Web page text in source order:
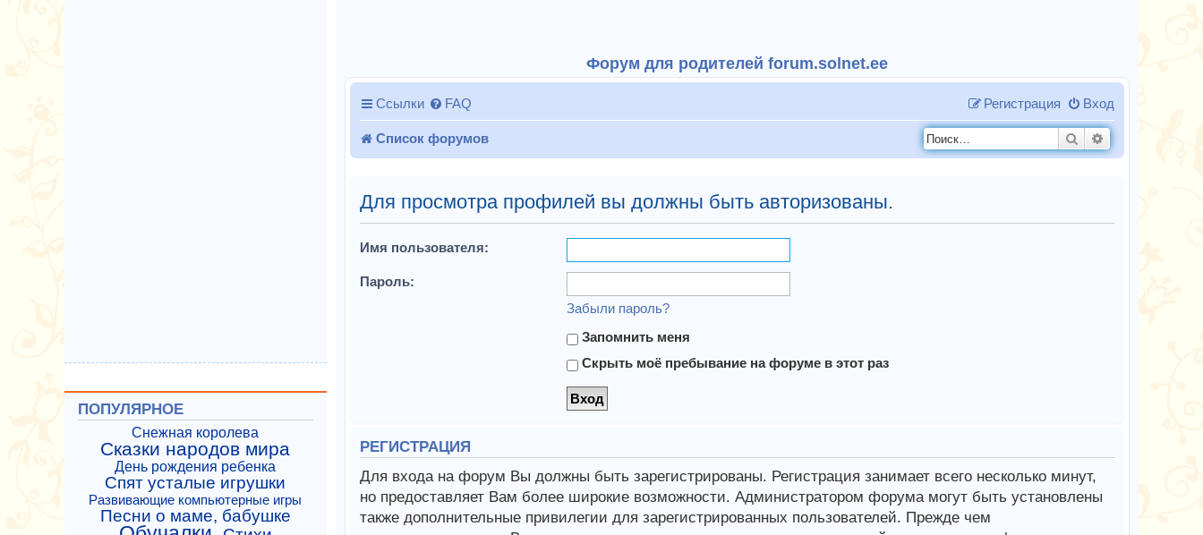
Форум для родителей forum.solnet.ee
Ссылки FAQ Вход
Регистрация
Список форумов Поиск
Для просмотра профилей вы должны быть авторизованы.
Имя пользователя:
Пароль:
Забыли пароль?
Запомнить меня
Скрыть моё пребывание на форуме в этот раз
РЕГИСТРАЦИЯ
Для входа на форум Вы должны быть зарегистрированы. Регистрация занимает всего несколько минут,
но предоставляет Вам более широкие возможности. Администратором форума могут быть установлены
также дополнительные привилегии для зарегистрированных пользователей. Прежде чем
ПОПУЛЯРНОЕ
Снежная королева
Сказки народов мира
День рождения ребенка
Спят усталые игрушки
Развивающие компьютерные игры
Песни о маме, бабушке